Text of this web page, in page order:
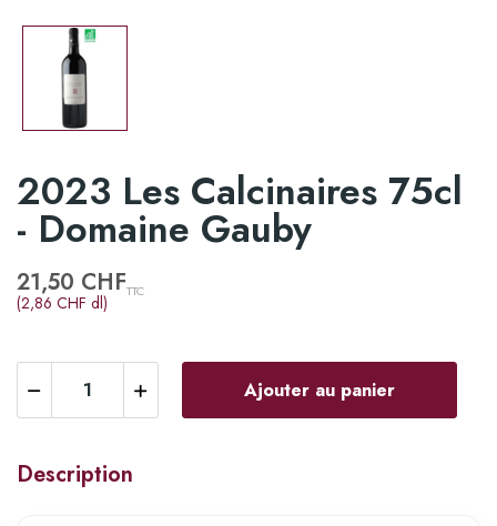
2023 Les Calcinaires 75cl
- Domaine Gauby
21,50 CHF
(2,86 CHF dl)
TTC
Ajouter au panier
Description